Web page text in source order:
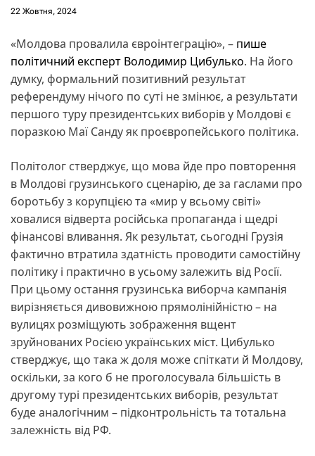
22 Жовтня, 2024
«Молдова провалила євроінтеграцію», – пише
політичний експерт Володимир Цибулько. На його
думку, формальний позитивний результат
референдуму нічого по суті не змінює, а результати
першого туру президентських виборів у Молдові є
поразкою Маї Санду як проєвропейського політика.
Політолог стверджує, що мова йде про повторення
в Молдові грузинського сценарію, де за гаслами про
боротьбу з корупцією та «мир у всьому світі»
ховалися відверта російська пропаганда і щедрі
фінансові вливання. Як результат, сьогодні Грузія
фактично втратила здатність проводити самостійну
політику і практично в усьому залежить від Росії.
При цьому остання грузинська виборча кампанія
вирізняється дивовижною прямолінійністю – на
вулицях розміщують зображення вщент
зруйнованих Росією українських міст. Цибулько
стверджує, що така ж доля може спіткати й Молдову,
оскільки, за кого б не проголосувала більшість в
другому турі президентських виборів, результат
буде аналогічним – підконтрольність та тотальна
залежність від РФ.